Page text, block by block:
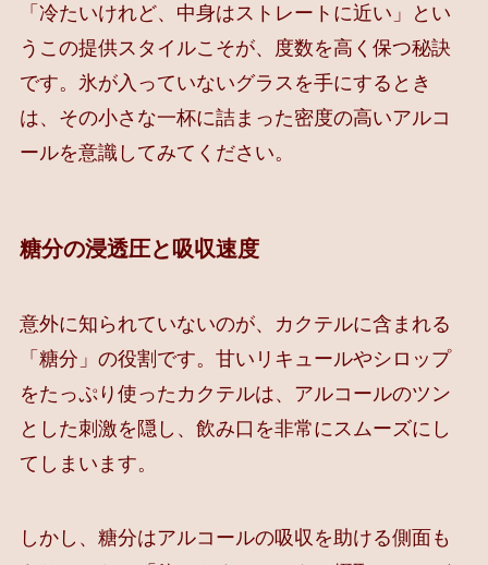
「冷たいけれど、中身はストレートに近い」とい
うこの提供スタイルこそが、度数を高く保つ秘訣
です。氷が入っていないグラスを手にするとき
は、その小さな一杯に詰まった密度の高いアルコ
ールを意識してみてください。
糖分の浸透圧と吸収速度
意外に知られていないのが、カクテルに含まれる
「糖分」の役割です。甘いリキュールやシロップ
をたっぷり使ったカクテルは、アルコールのツン
とした刺激を隠し、飲み口を非常にスムーズにし
てしまいます。
しかし、糖分はアルコールの吸収を助ける側面も